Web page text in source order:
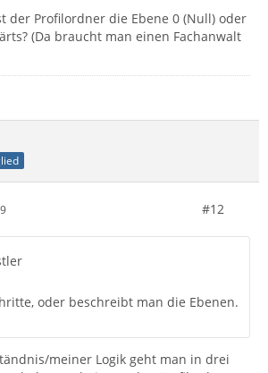
der Profilordner die Ebene 0 (Null) oder
(Da braucht man einen Fachanwalt
#12
oder beschreibt man die Ebenen.
meiner Logik geht man in drei